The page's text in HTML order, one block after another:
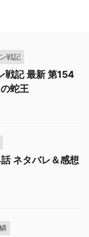
戦記
戦記 最新 第154
蛇王
ネタバレ＆感想